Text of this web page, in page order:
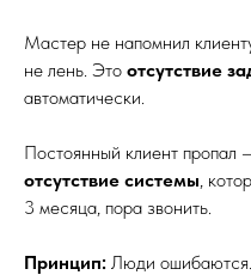
Мастер не напомнил
не лень. Это отсутствие
автоматически.
Постоянный клиент пропал
отсутствие системы,
3 месяца, пора звонить.
Принцип: Люди